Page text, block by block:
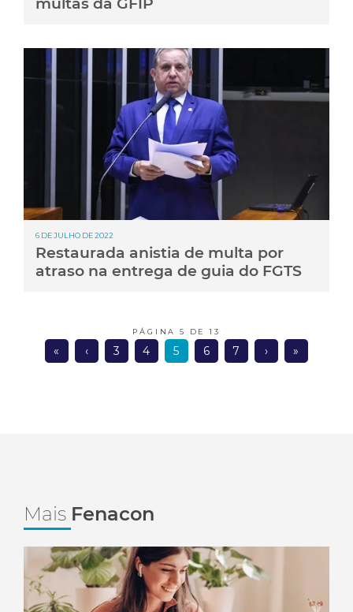
6 DE JULHO DE 2022
Restaurada anistia de multa por
atraso na entrega de guia do FGTS
PÁGINA 5 DE 13
« ‹ 3 4 5 6 7 › »
Mais Fenacon